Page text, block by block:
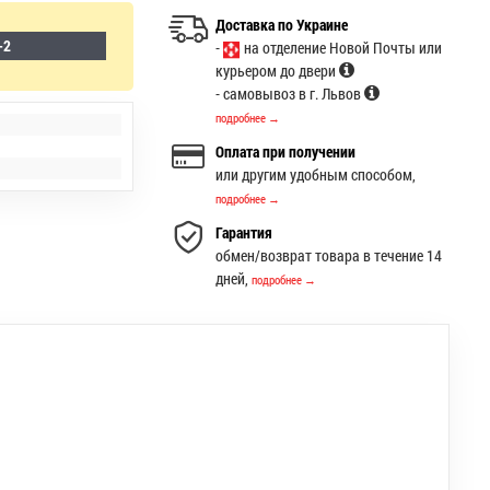
Доставка по Украине
-
на отделение Новой Почты или
курьером до двери
- самовывоз в г. Львов
подробнее →
Оплата при получении
или другим удобным способом,
подробнее →
Гарантия
обмен/возврат товара в течение 14
дней,подробнее →